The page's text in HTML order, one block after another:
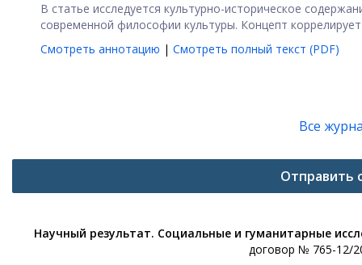
В статье исследуется культурно-историческое
современной философии культуры. Концепт
Смотреть аннотацию | Смотреть полный текст (PDF)
Все
Отправить
Научный результат. Социальные и гуманитарные
договор № 765-12/